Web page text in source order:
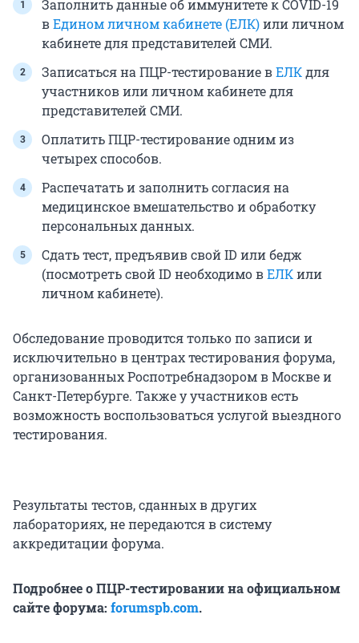
Заполнить данные об иммунитете к COVID-19
вЕдином личном кабинете (ЕЛК)или личном
кабинете для представителей СМИ.
Записаться на ПЦР-тестирование вЕЛКдля
участников или личном кабинете для
представителей СМИ.
Оплатить ПЦР-тестирование одним из
четырех способов.
Распечатать и заполнить согласия на
медицинское вмешательство и обработку
персональных данных.
Сдать тест, предъявив свой ID или бедж
(посмотреть свой ID необходимо вЕЛКили
личном кабинете).
Обследование проводится только по записи и
исключительно в центрах тестирования форума,
организованных Роспотребнадзором в Москве и
Санкт-Петербурге. Также у участников есть
возможность воспользоваться услугой выездного
тестирования.
Результаты тестов, сданных в других
лабораториях, не передаются в систему
аккредитации форума.
Подробнее о ПЦР-тестировании на официальном
сайте форума: forumspb.com.